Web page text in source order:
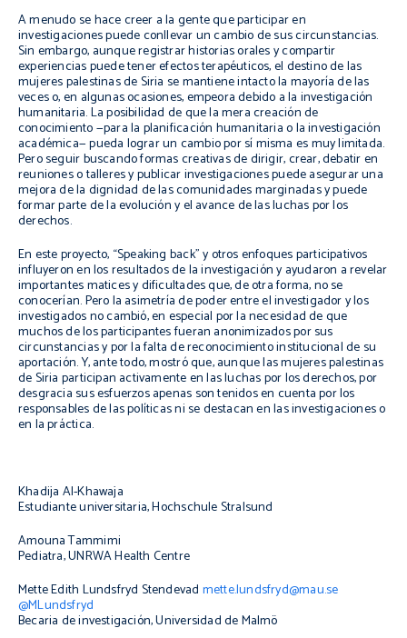
A menudo se hace creer a la gente que participar en
investigaciones puede conllevar un cambio de sus circunstancias.
Sin embargo, aunque registrar historias orales y compartir
experiencias puede tener efectos terapéuticos, el destino de las
mujeres palestinas de Siria se mantiene intacto la mayoría de las
veces o, en algunas ocasiones, empeora debido a la investigación
humanitaria. La posibilidad de que la mera creación de
conocimiento —para la planificación humanitaria o la investigación
académica— pueda lograr un cambio por sí misma es muy limitada.
Pero seguir buscando formas creativas de dirigir, crear, debatir en
reuniones o talleres y publicar investigaciones puede asegurar una
mejora de la dignidad de las comunidades marginadas y puede
formar parte de la evolución y el avance de las luchas por los
derechos.
En este proyecto, “Speaking back” y otros enfoques participativos
influyeron en los resultados de la investigación y ayudaron a revelar
importantes matices y dificultades que, de otra forma, no se
conocerían. Pero la asimetría de poder entre el investigador y los
investigados no cambió, en especial por la necesidad de que
muchos de los participantes fueran anonimizados por sus
circunstancias y por la falta de reconocimiento institucional de su
aportación. Y, ante todo, mostró que, aunque las mujeres palestinas
de Siria participan activamente en las luchas por los derechos, por
desgracia sus esfuerzos apenas son tenidos en cuenta por los
responsables de las políticas ni se destacan en las investigaciones o
en la práctica.
Khadija Al-Khawaja
Estudiante universitaria, Hochschule Stralsund
Amouna Tammimi
Pediatra, UNRWA Health Centre
Mette Edith Lundsfryd Stendevad mette.lundsfryd@mau.se
@MLundsfryd
Becaria de investigación, Universidad de Malmö